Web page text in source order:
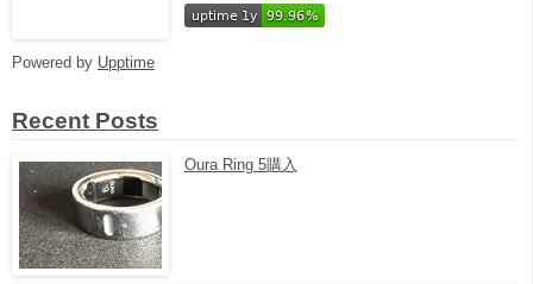
Powered by Upptime
Recent Posts
Oura Ring 5購入